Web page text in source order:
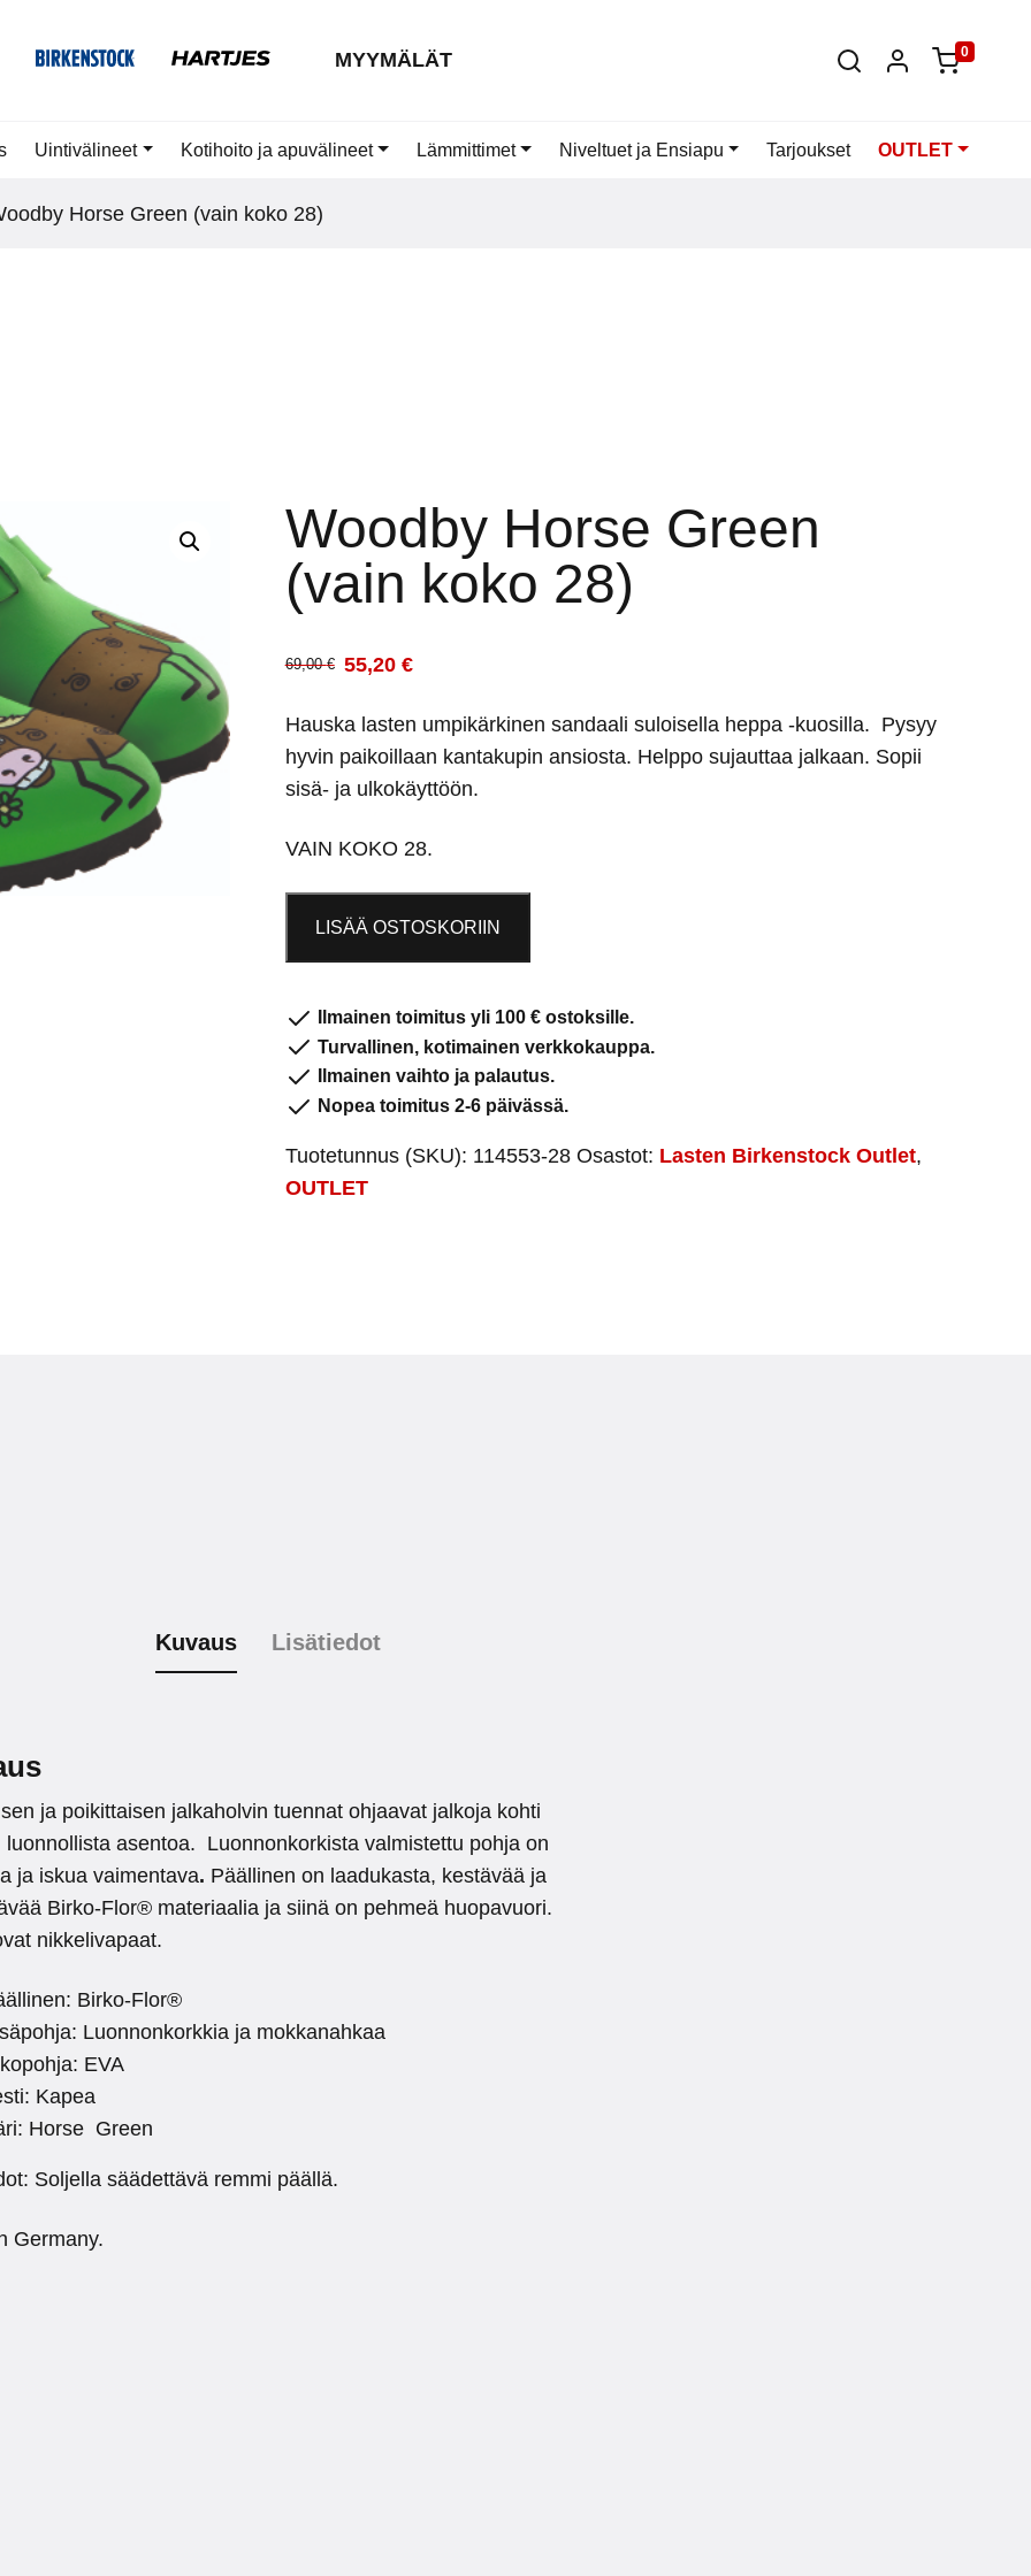
MYYMÄLÄT 0
Uintivälineet Kotihoito ja apuvälineet Lämmittimet Niveltuet ja Ensiapu Tarjoukset OUTLET
Horse Green (vain koko 28)
Woodby Horse Green
(vain koko 28)
69,00€
Alkuperäinen
oli:
69,00 €.
55,20 €
Nykyinen
on:
55,20 €.
Hauska lasten umpikärkinen sandaali suloisella heppa -kuosilla. Pysyy
hyvin paikoillaan kantakupin ansiosta. Helppo sujauttaa jalkaan. Sopii
sisä- ja ulkokäyttöön.
VAIN KOKO 28.
Horse
koko
28)
määrä
LISÄÄ OSTOSKORIIN
Ilmainen toimitus yli 100 € ostoksille.
Turvallinen, kotimainen verkkokauppa.
Ilmainen vaihto ja palautus.
Nopea toimitus 2-6 päivässä.
Tuotetunnus (SKU): 114553-28 Osastot: Lasten Birkenstock Outlet,
OUTLET
Kuvaus Lisätiedot
ja poikittaisen jalkaholvin tuennat ohjaavat jalkoja kohti
luonnollista asentoa. Luonnonkorkista valmistettu pohja on
ja iskua vaimentava. Päällinen on laadukasta, kestävää ja
Birko-Flor® materiaalia ja siinä on pehmeä huopavuori.
nikkelivapaat.
Birko-Flor®
Luonnonkorkkia ja mokkanahkaa
EVA
Kapea
Horse Green
Soljella säädettävä remmi päällä.
Germany.